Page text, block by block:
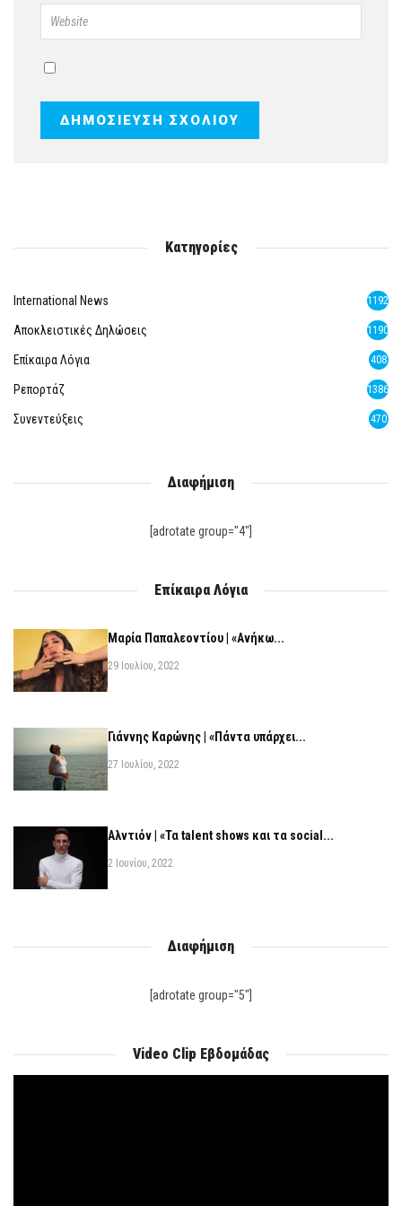
Κατηγορίες
International News 1192
Αποκλειστικές Δηλώσεις 1190
Επίκαιρα Λόγια 408
Ρεπορτάζ 1386
Συνεντεύξεις 470
Διαφήμιση
[adrotate group="4"]
Επίκαιρα Λόγια
Μαρία Παπαλεοντίου | «Ανήκω...
29 Ιουλίου, 2022
Γιάννης Καρώνης | «Πάντα υπάρχει...
27 Ιουλίου, 2022
Αλντιόν | «Τα talent shows και τα social...
2 Ιουνίου, 2022
Διαφήμιση
[adrotate group="5"]
Video Clip Εβδομάδας